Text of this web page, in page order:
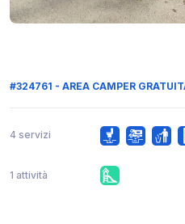
#324761 - AREA CAMPER
4 servizi
1 attività